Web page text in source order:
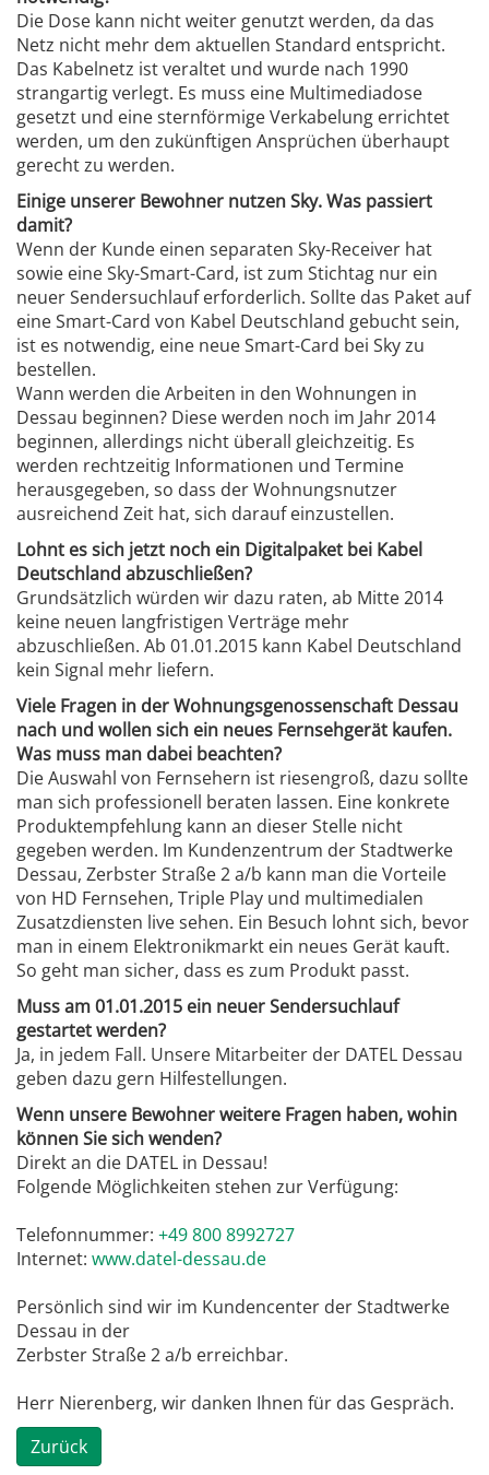
Die Dose kann nicht weiter genutzt werden, da das
Netz nicht mehr dem aktuellen Standard entspricht.
Das Kabelnetz ist veraltet und wurde nach 1990
strangartig verlegt. Es muss eine Multimediadose
gesetzt und eine sternförmige Verkabelung errichtet
werden, um den zukünftigen Ansprüchen überhaupt
gerecht zu werden.
Einige unserer Bewohner nutzen Sky. Was passiert
damit?
Wenn der Kunde einen separaten Sky-Receiver hat
sowie eine Sky-Smart-Card, ist zum Stichtag nur ein
neuer Sendersuchlauf erforderlich. Sollte das Paket auf
eine Smart-Card von Kabel Deutschland gebucht sein,
ist es notwendig, eine neue Smart-Card bei Sky zu
bestellen.
Wann werden die Arbeiten in den Wohnungen in
Dessau beginnen? Diese werden noch im Jahr 2014
beginnen, allerdings nicht überall gleichzeitig. Es
werden rechtzeitig Informationen und Termine
herausgegeben, so dass der Wohnungsnutzer
ausreichend Zeit hat, sich darauf einzustellen.
Lohnt es sich jetzt noch ein Digitalpaket bei Kabel
Deutschland abzuschließen?
Grundsätzlich würden wir dazu raten, ab Mitte 2014
keine neuen langfristigen Verträge mehr
abzuschließen. Ab 01.01.2015 kann Kabel Deutschland
kein Signal mehr liefern.
Viele Fragen in der Wohnungsgenossenschaft Dessau
nach und wollen sich ein neues Fernsehgerät kaufen.
Was muss man dabei beachten?
Die Auswahl von Fernsehern ist riesengroß, dazu sollte
man sich professionell beraten lassen. Eine konkrete
Produktempfehlung kann an dieser Stelle nicht
gegeben werden. Im Kundenzentrum der Stadtwerke
Dessau, Zerbster Straße 2 a/b kann man die Vorteile
von HD Fernsehen, Triple Play und multimedialen
Zusatzdiensten live sehen. Ein Besuch lohnt sich, bevor
man in einem Elektronikmarkt ein neues Gerät kauft.
So geht man sicher, dass es zum Produkt passt.
Muss am 01.01.2015 ein neuer Sendersuchlauf
gestartet werden?
Ja, in jedem Fall. Unsere Mitarbeiter der DATEL Dessau
geben dazu gern Hilfestellungen.
Wenn unsere Bewohner weitere Fragen haben, wohin
können Sie sich wenden?
Direkt an die DATEL in Dessau!
Folgende Möglichkeiten stehen zur Verfügung:
Telefonnummer: +49 800 8992727
Internet: www.datel-dessau.de
Persönlich sind wir im Kundencenter der Stadtwerke
Dessau in der
Zerbster Straße 2 a/b erreichbar.
Herr Nierenberg, wir danken Ihnen für das Gespräch.
Zurück